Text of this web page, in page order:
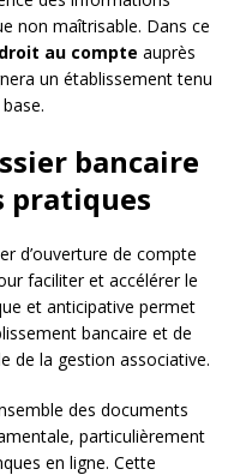
non maîtrisable. Dans ce
droit au compte auprès
un établissement tenu
bancaire
pratiques
d’ouverture de compte
faciliter et accélérer le
et anticipative permet
bancaire et de
de la gestion associative.
des documents
particulièrement
en ligne. Cette